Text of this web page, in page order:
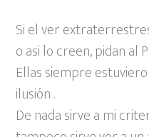
Si el ver
o asi lo creen, pidan al
Ellas siempre
ilusión .
De nada sirve a mi